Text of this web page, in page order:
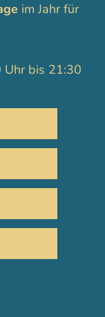
im Jahr für
Uhr bis 21:30